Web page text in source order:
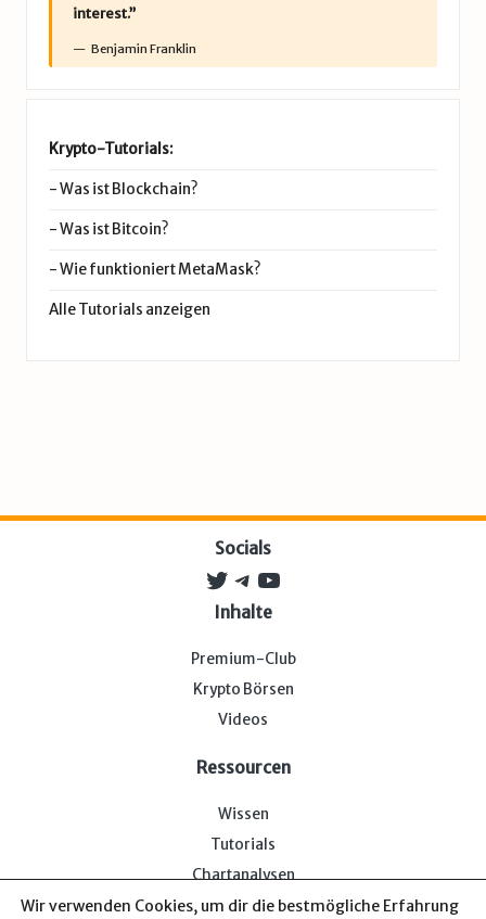
interest.”
Benjamin Franklin
Krypto-Tutorials:
-Was ist Blockchain?
-Was ist Bitcoin?
-Wie funktioniert MetaMask?
Alle Tutorials anzeigen
Socials
Twitter
Telegram
YouTube
Inhalte
Premium-Club
Krypto Börsen
Videos
Ressourcen
Wissen
Tutorials
Chartanalysen
Wir verwenden Cookies, um dir die bestmögliche Erfahrung